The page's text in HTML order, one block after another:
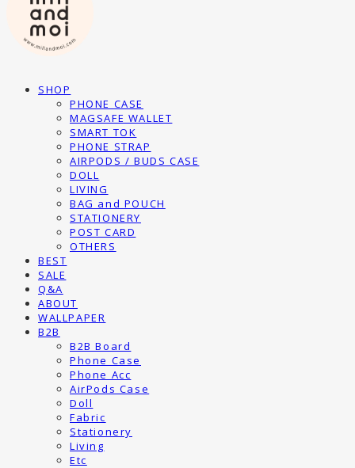
SHOP
PHONE CASE
MAGSAFE WALLET
SMART TOK
PHONE STRAP
AIRPODS / BUDS CASE
DOLL
LIVING
BAG and POUCH
STATIONERY
POST CARD
OTHERS
BEST
SALE
Q&A
ABOUT
WALLPAPER
B2B
B2B Board
Phone Case
Phone Acc
AirPods Case
Doll
Fabric
Stationery
Living
Etc